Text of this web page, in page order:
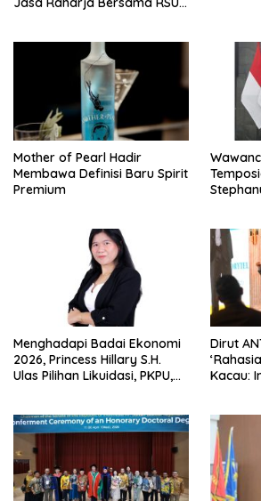
Komprehensif di Jagakarsa
Mother of Pearl Hadir
Membawa Definisi Baru Spirit
Premium
Menghadapi Badai Ekonomi
2026, Princess Hillary S.H.
Ulas Pilihan Likuidasi, PKPU,
Dirut
Kacau: